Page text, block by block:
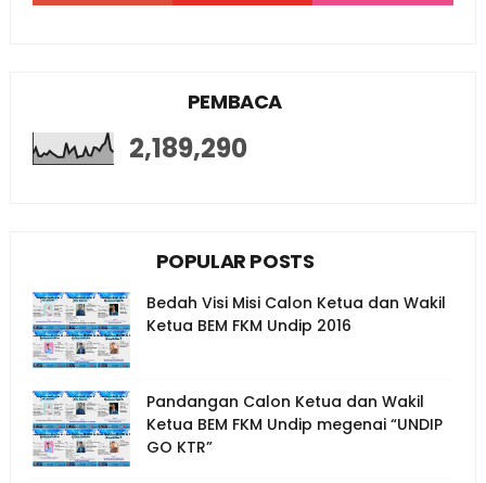
PEMBACA
2,189,290
POPULAR POSTS
Bedah Visi Misi Calon Ketua dan Wakil
Ketua BEM FKM Undip 2016
Pandangan Calon Ketua dan Wakil
Ketua BEM FKM Undip megenai “UNDIP
GO KTR”